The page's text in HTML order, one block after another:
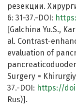
резекции.
6: 31-37.-DOI:
[Galchina Yu.S.,
al. Contrast-
evaluation of
Surgery =
37.-DOI: https://
Rus)].